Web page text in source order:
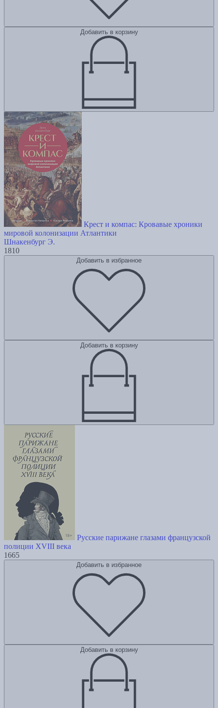
Добавить в корзину
Крест и компас: Кровавые хроники
мировой колонизации Атлантики
Шнакенбург Э.
1810
Добавить в избранное
Добавить в корзину
Русские парижане глазами французской
полиции ХVIII века
1665
Добавить в избранное
Добавить в корзину